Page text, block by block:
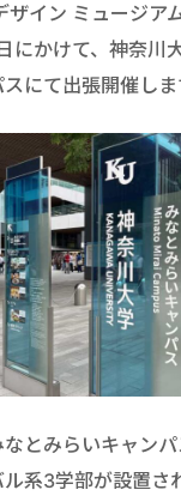
ザイン ミュージア
にかけて、神奈川
にて出張開催しま
とみらいキャン
系3学部が設置さ